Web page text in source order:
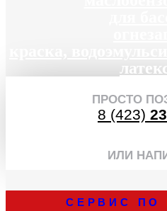
ПРОСТО
8 (423)
ИЛИ
СЕРВИС ПО